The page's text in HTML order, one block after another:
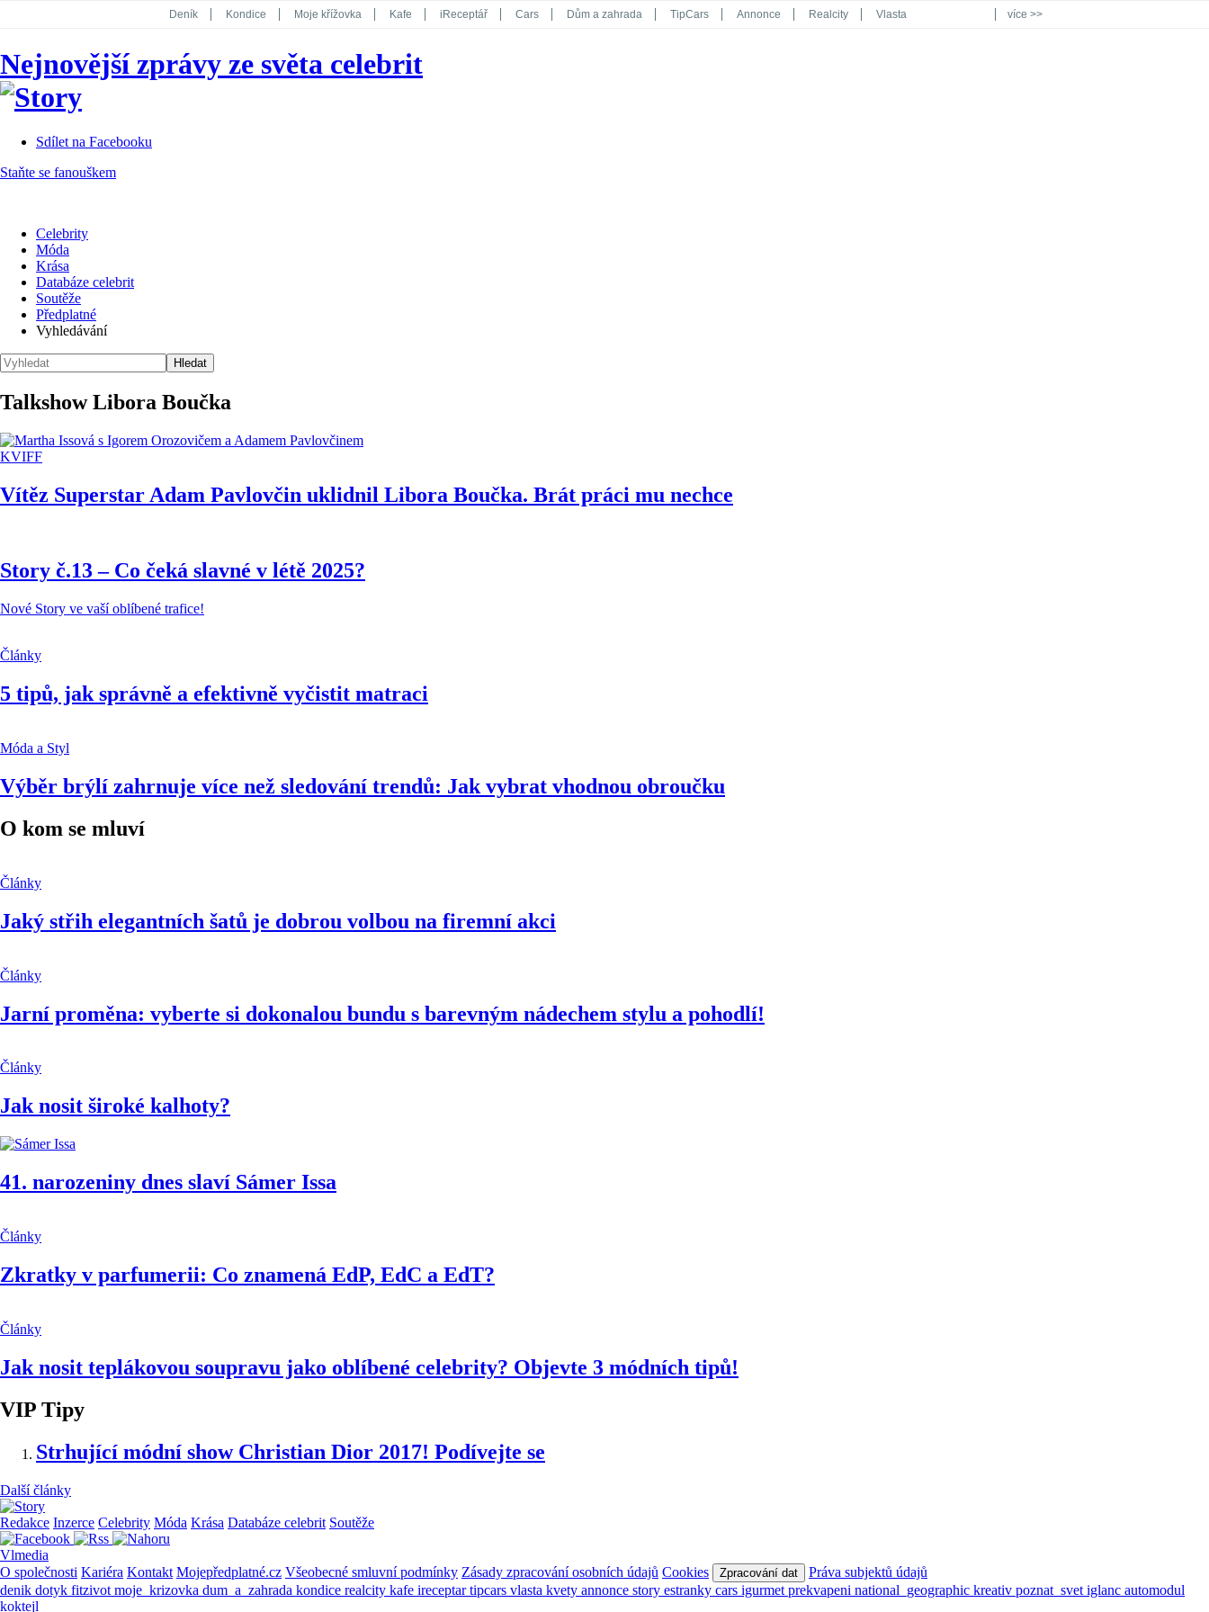
Deník Kondice Moje křížovka Kafe iReceptář Cars Dům a zahrada TipCars Annonce Realcity Vlasta
Koktejl
více >>
Nejnovější zprávy ze světa celebrit
Sdílet na Facebooku
Staňte se fanouškem
Celebrity
Móda
Krása
Databáze celebrit
Soutěže
Předplatné
Vyhledávání
Talkshow Libora Boučka
KVIFF
Vítěz Superstar Adam Pavlovčin uklidnil Libora Boučka. Brát práci mu nechce
Story č.13 – Co čeká slavné v létě 2025?
Nové Story ve vaší oblíbené trafice!
Články
5 tipů, jak správně a efektivně vyčistit matraci
Móda a Styl
Výběr brýlí zahrnuje více než sledování trendů: Jak vybrat vhodnou obroučku
O kom se mluví
Články
Jaký střih elegantních šatů je dobrou volbou na firemní akci
Články
Jarní proměna: vyberte si dokonalou bundu s barevným nádechem stylu a pohodlí!
Články
Jak nosit široké kalhoty?
41. narozeniny dnes slaví Sámer Issa
Články
Zkratky v parfumerii: Co znamená EdP, EdC a EdT?
Články
Jak nosit teplákovou soupravu jako oblíbené celebrity? Objevte 3 módních tipů!
VIP Tipy
Strhující módní show Christian Dior 2017! Podívejte se
Další články
Redakce Inzerce Celebrity Móda Krása Databáze celebrit Soutěže
Vlmedia
O společnosti Kariéra Kontakt Mojepředplatné.cz Všeobecné smluvní podmínky Zásady zpracování osobních údajů Cookies Zpracování dat
Práva subjektů údajů
denik dotyk fitzivot moje_krizovka dum_a_zahrada kondice realcity kafe ireceptartipcars vlasta kvety annonce story estranky cars igurmet prekvapeni national_geographic kreativ poznat_svet iglanc automodul
koktejl